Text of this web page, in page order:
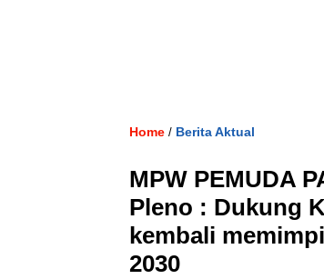
Home / Berita Aktual
MPW PEMUDA
Pleno : Dukung
kembali
2030